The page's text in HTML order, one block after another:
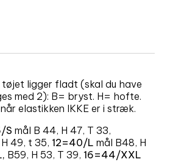
ligger fladt (skal du have
med 2): B= bryst. H= hofte.
elastikken IKKE er i stræk.
S mål B 44, H 47, T 33,
49, t 35, 12=40/L mål B48, H
B59, H 53, T 39, 16=44/XXL